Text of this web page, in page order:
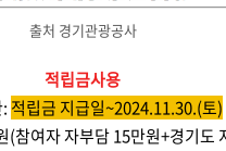
출처 경기관광공사
적립금사용
: 적립금 지급일~2024.11.30.(토)
(참여자 자부담 15만원+경기도